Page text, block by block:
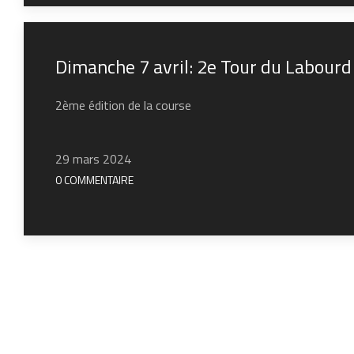
Dimanche 7 avril: 2e Tour du
2ème édition de la course
29 mars 2024
0 COMMENTAIRE